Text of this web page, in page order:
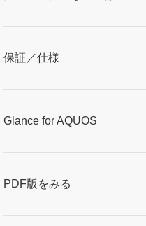
保証／仕様
Glance for AQUOS
PDF版をみる